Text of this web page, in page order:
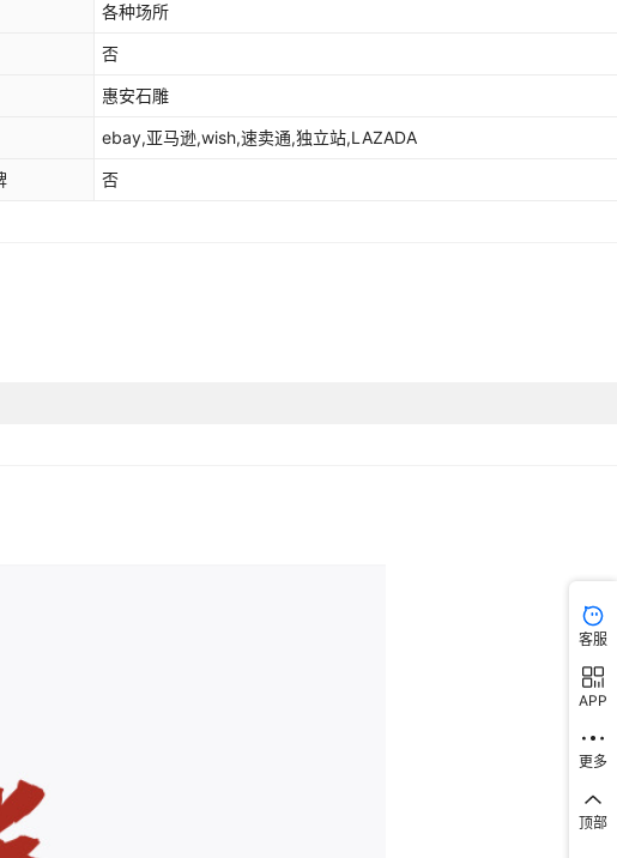
各种场所
否
惠安石雕
ebay,亚马逊,wish,速卖通,独立站,LAZADA
否
客服
APP
更多
顶部